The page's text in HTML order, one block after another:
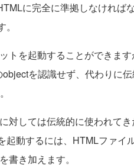
に完全に準拠しなければ
を起動することができます
を認識せず、代わりに
対しては伝統的に使われて
起動するには、HTMLファイ
書き加えます。